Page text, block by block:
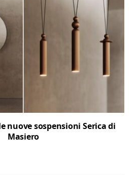
nuove sospensioni Serica di
Masiero